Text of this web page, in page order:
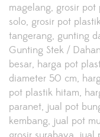
magelang grosir pot
solo grosir pot
tangerang gunting
Gunting Stek / Dahan
besar harga pot
diameter 50 cm
pot plastik hitam
paranet jual pot
kembang jual pot